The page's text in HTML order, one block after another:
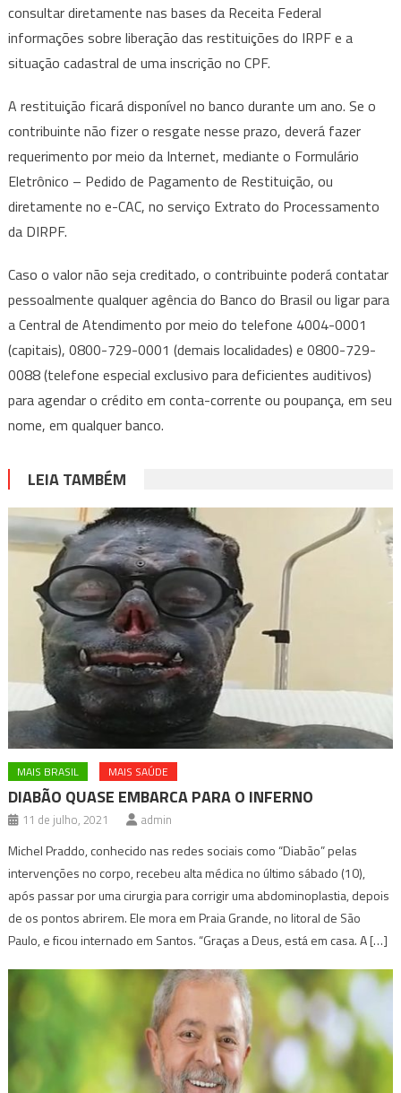
consultar diretamente nas bases da Receita Federal
informações sobre liberação das restituições do IRPF e a
situação cadastral de uma inscrição no CPF.
A restituição ficará disponível no banco durante um ano. Se o
contribuinte não fizer o resgate nesse prazo, deverá fazer
requerimento por meio da Internet, mediante o Formulário
Eletrônico – Pedido de Pagamento de Restituição, ou
diretamente no e-CAC, no serviço Extrato do Processamento
da DIRPF.
Caso o valor não seja creditado, o contribuinte poderá contatar
pessoalmente qualquer agência do Banco do Brasil ou ligar para
a Central de Atendimento por meio do telefone 4004-0001
(capitais), 0800-729-0001 (demais localidades) e 0800-729-
0088 (telefone especial exclusivo para deficientes auditivos)
para agendar o crédito em conta-corrente ou poupança, em seu
nome, em qualquer banco.
LEIA TAMBÉM
MAIS BRASIL MAIS SAÚDE
DIABÃO QUASE EMBARCA PARA O INFERNO
11 de julho, 2021 admin
Michel Praddo, conhecido nas redes sociais como “Diabão” pelas
intervenções no corpo, recebeu alta médica no último sábado (10),
após passar por uma cirurgia para corrigir uma abdominoplastia, depois
de os pontos abrirem. Ele mora em Praia Grande, no litoral de São
Paulo, e ficou internado em Santos. “Graças a Deus, está em casa. A […]